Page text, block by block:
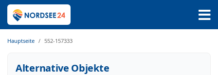
Hauptseite 552-157333
Alternative Objekte